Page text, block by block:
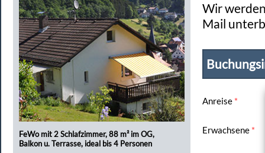
FeWo mit 2 Schlafzimmer, 88 m² im OG,
Balkon u. Terrasse, ideal bis 4 Personen
Wir
Mail
Anreise *
Erwachsene *